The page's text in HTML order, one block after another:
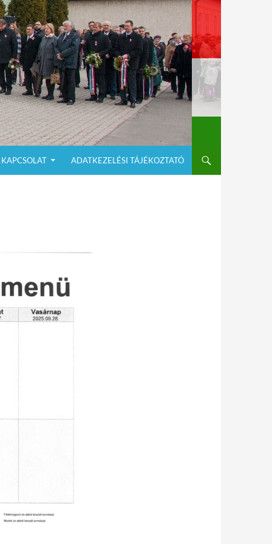
KAPCSOLAT ADATKEZELÉSI TÁJÉKOZTATÓ